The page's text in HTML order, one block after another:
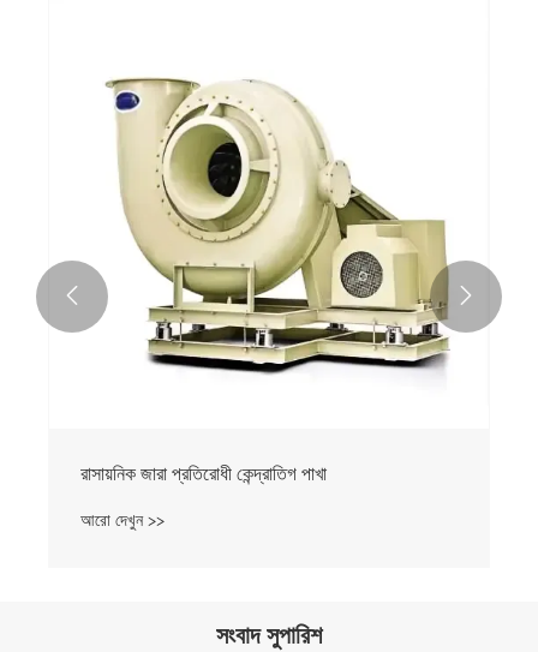
রাসায়নিক জারা প্রতিরোধী কেন্দ্রাতিগ পাখা
আরো দেখুন >>
 
সংবাদ সুপারিশ